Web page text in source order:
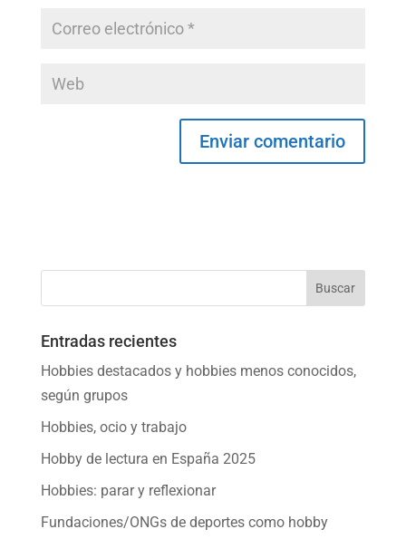
Entradas recientes
Hobbies destacados y hobbies menos conocidos,
según grupos
Hobbies, ocio y trabajo
Hobby de lectura en España 2025
Hobbies: parar y reflexionar
Fundaciones/ONGs de deportes como hobby